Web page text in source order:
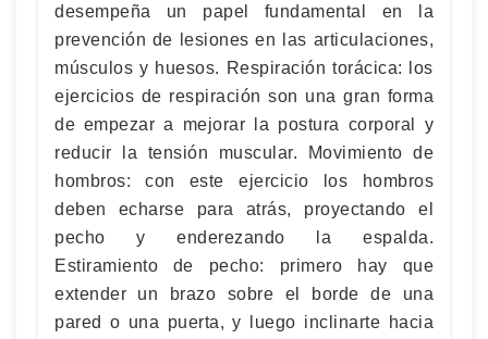
desempeña un papel fundamental en la
prevención de lesiones en las articulaciones,
músculos y huesos. Respiración torácica: los
ejercicios de respiración son una gran forma
de empezar a mejorar la postura corporal y
reducir la tensión muscular. Movimiento de
hombros: con este ejercicio los hombros
deben echarse para atrás, proyectando el
pecho y enderezando la espalda.
Estiramiento de pecho: primero hay que
extender un brazo sobre el borde de una
pared o una puerta, y luego inclinarte hacia